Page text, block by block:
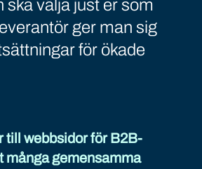
ska välja just er som
ger man sig
för ökade
till webbsidor för B2B-
många gemensamma